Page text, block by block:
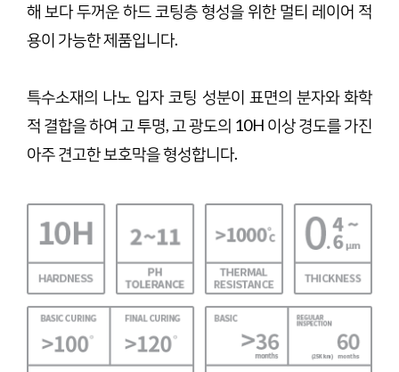
해 보다 두꺼운 하드 코팅층 형성을 위한 멀티 레이어 적
용이 가능한 제품입니다.
특수소재의 나노 입자 코팅 성분이 표면의 분자와 화학
적 결합을 하여 고 투명, 고 광도의 10H 이상 경도를 가진
아주 견고한 보호막을 형성합니다.